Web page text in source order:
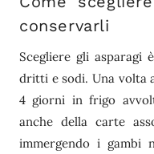
conservarli
Scegliere gli asparagi
dritti e sodi. Una volta
4 giorni in frigo
anche della carte
immergendo i gambi